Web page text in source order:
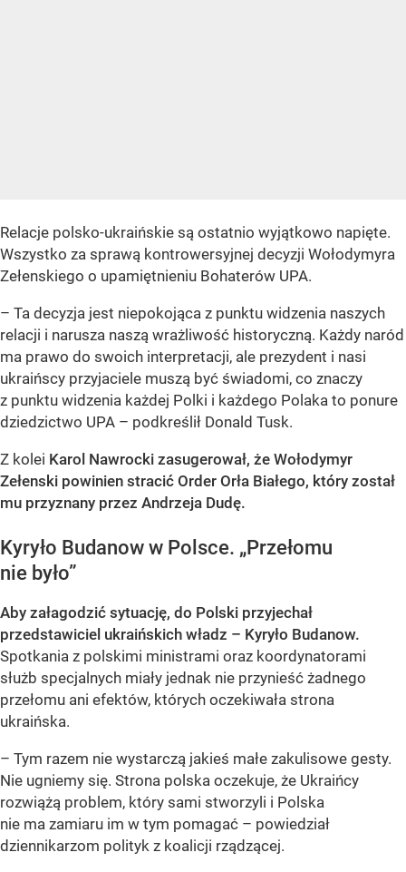
Relacje polsko-ukraińskie są ostatnio wyjątkowo napięte.
Wszystko za sprawą kontrowersyjnej decyzji Wołodymyra
Zełenskiego o upamiętnieniu Bohaterów UPA.
– Ta decyzja jest niepokojąca z punktu widzenia naszych
relacji i narusza naszą wrażliwość historyczną. Każdy naród
ma prawo do swoich interpretacji, ale prezydent i nasi
ukraińscy przyjaciele muszą być świadomi, co znaczy
z punktu widzenia każdej Polki i każdego Polaka to ponure
dziedzictwo UPA – podkreślił Donald Tusk.
Z kolei Karol Nawrocki zasugerował, że Wołodymyr
Zełenski powinien stracić Order Orła Białego, który został
mu przyznany przez Andrzeja Dudę.
Kyryło Budanow w Polsce. „Przełomu
nie było”
Aby załagodzić sytuację, do Polski przyjechał
przedstawiciel ukraińskich władz – Kyryło Budanow.
Spotkania z polskimi ministrami oraz koordynatorami
służb specjalnych miały jednak nie przynieść żadnego
przełomu ani efektów, których oczekiwała strona
ukraińska.
– Tym razem nie wystarczą jakieś małe zakulisowe gesty.
Nie ugniemy się. Strona polska oczekuje, że Ukraińcy
rozwiążą problem, który sami stworzyli i Polska
nie ma zamiaru im w tym pomagać – powiedział
dziennikarzom polityk z koalicji rządzącej.